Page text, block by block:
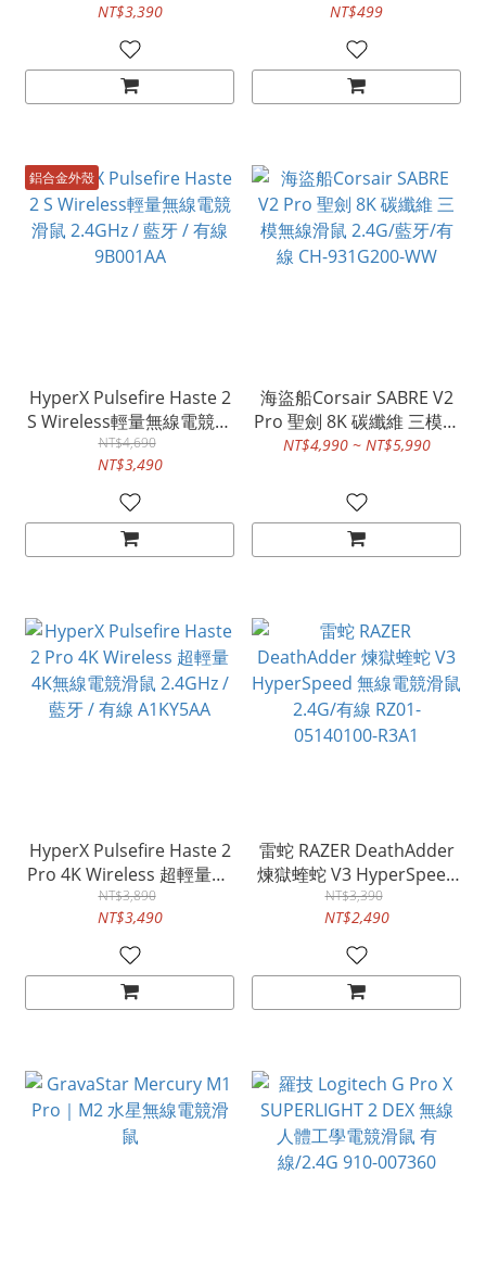
NT$3,390 NT$499
鋁合金外殼
HyperX Pulsefire Haste 2
S Wireless輕量無線電競滑
鼠 2.4GHz / 藍牙 / 有線
9B001AA
NT$4,690
NT$3,490
海盜船Corsair SABRE V2
Pro 聖劍 8K 碳纖維 三模無
線滑鼠 2.4G/藍牙/有線 CH-
NT$4,990 ~ NT$5,990
HyperX Pulsefire Haste 2
Pro 4K Wireless 超輕量4K
無線電競滑鼠 2.4GHz / 藍
牙 / 有線 A1KY5AA
NT$3,890
NT$3,490
雷蛇 RAZER DeathAdder
煉獄蝰蛇 V3 HyperSpeed
無線電競滑鼠 2.4G/有線
RZ01-05140100-R3A1
NT$3,390
NT$2,490